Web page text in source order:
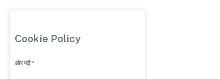
Cookie Policy
और पढ़ें "